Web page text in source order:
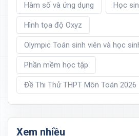
Hàm số và ứng dụng Học
Hình tọa độ Oxyz
Olympic Toán sinh viên và học
Phần mềm học tập
Đề Thi Thử THPT Môn Toán 2026
Xem nhiều